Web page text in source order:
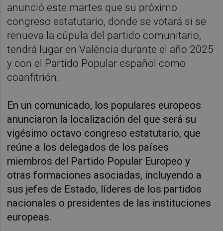
anunció este martes que su próximo
congreso estatutario, donde se votará si se
renueva la cúpula del partido comunitario,
tendrá lugar en València durante el año 2025
y con el Partido Popular español como
coanfitrión.
En un comunicado, los populares europeos
anunciaron la localización del que será su
vigésimo octavo congreso estatutario, que
reúne a los delegados de los países
miembros del Partido Popular Europeo y
otras formaciones asociadas, incluyendo a
sus jefes de Estado, líderes de los partidos
nacionales o presidentes de las instituciones
europeas.